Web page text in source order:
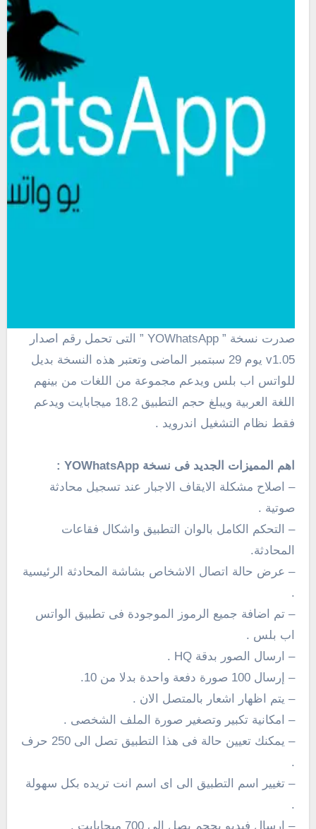
صدرت نسخة ” YOWhatsApp ” التى تحمل رقم اصدار
v1.05 يوم 29 سبتمبر الماضى وتعتبر هذه النسخة بديل
للواتس اب بلس ويدعم مجموعة من اللغات من بينهم
اللغة العربية ويبلغ حجم التطبيق 18.2 ميجابايت ويدعم
فقط نظام التشغيل اندرويد .
اهم المميزات الجديد فى نسخة YOWhatsApp :
– اصلاح مشكلة الايقاف الاجبار عند تسجيل محادثة
صوتية .
– التحكم الكامل بالوان التطبيق واشكال فقاعات
المحادثة.
– عرض حالة اتصال الاشخاص بشاشة المحادثة الرئيسية
.
– تم اضافة جميع الرموز الموجودة فى تطبيق الواتس
اب بلس .
– ارسال الصور بدقة HQ .
– إرسال 100 صورة دفعة واحدة بدلا من 10.
– يتم اظهار اشعار بالمتصل الان .
– امكانية تكبير وتصغير صورة الملف الشخصى .
– يمكنك تعيين حالة فى هذا التطبيق تصل الى 250 حرف
.
– تغيير اسم التطبيق الى اى اسم انت تريده بكل سهولة
.
– ارسال فيديو بحجم يصل الى 700 ميجابايت .